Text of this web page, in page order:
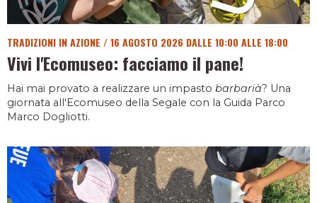
TRADIZIONI IN AZIONE /16 AGOSTO 2026 DALLE 10:00 ALLE 18:00
Vivi l'Ecomuseo: facciamo il pane!
Hai mai provato a realizzare un impasto barbarià? Una
giornata all'Ecomuseo della Segale con la Guida Parco
Marco Dogliotti.